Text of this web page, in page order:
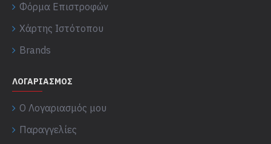
Φόρμα Επιστροφών
Χάρτης Ιστότοπου
Brands
ΛΟΓΑΡΙΑΣΜΌΣ
Ο Λογαριασμός μου
Παραγγελίες